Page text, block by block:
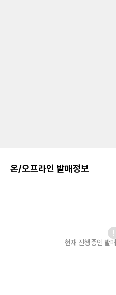
온/오프라인 발매정보
현재 진행중인 발매